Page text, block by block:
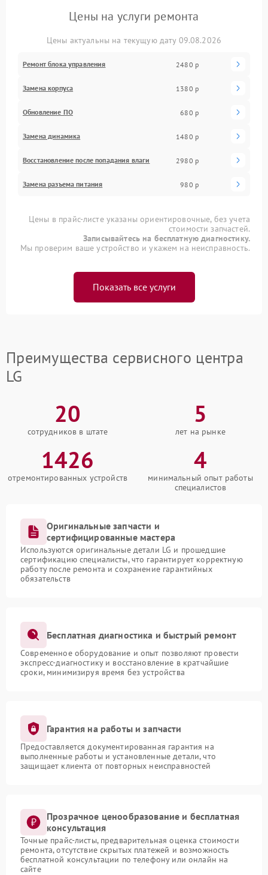
Цены на услуги ремонта
Цены актуальны на текущую дату 09.08.2026
Ремонт блока управления 2480 р
Замена корпуса 1380 р
Обновление ПО 680 р
Замена динамика 1480 р
Восстановление после попадания влаги 2980 р
Замена разъема питания 980 р
Цены в прайс-листе указаны ориентировочные, без учета
стоимости запчастей.
Записывайтесь на бесплатную диагностику.
Мы проверим ваше устройство и укажем на неисправность.
Показать все услуги
Преимущества сервисного центра
LG
20
сотрудников в штате
5
лет на рынке
1426
отремонтированных устройств
4
минимальный опыт работы
специалистов
Оригинальные запчасти и
сертифицированные мастера
Используются оригинальные детали LG и прошедшие
сертификацию специалисты, что гарантирует корректную
работу после ремонта и сохранение гарантийных
обязательств
Бесплатная диагностика и быстрый ремонт
Современное оборудование и опыт позволяют провести
экспресс-диагностику и восстановление в кратчайшие
сроки, минимизируя время без устройства
Гарантия на работы и запчасти
Предоставляется документированная гарантия на
выполненные работы и установленные детали, что
защищает клиента от повторных неисправностей
Прозрачное ценообразование и бесплатная
консультация
Точные прайс-листы, предварительная оценка стоимости
ремонта, отсутствие скрытых платежей и возможность
бесплатной консультации по телефону или онлайн на
сайте